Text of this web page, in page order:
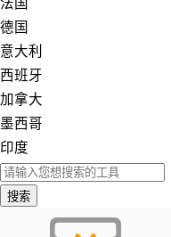
法国
德国
意大利
西班牙
加拿大
墨西哥
印度
搜索